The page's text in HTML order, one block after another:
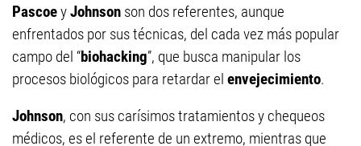
PascoeyJohnson son dos referentes, aunque
enfrentados por sus técnicas, del cada vez más popular
campo del “biohacking”, que busca manipular los
procesos biológicos para retardar el envejecimiento.
Johnson, con sus carísimos tratamientos y chequeos
médicos, es el referente de un extremo, mientras que